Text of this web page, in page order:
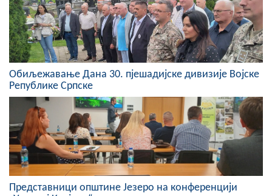
Скупштинско вијеће општине језеро
Састав Скупштине
Службени Гласници
ОПШТИНСКА УПРАВА
ИНФО
Вијести
Активности
Обиљежавање Данa 30. пјешадијске дивизије Војске
Републике Српске
Представници општине Језеро на конференцији